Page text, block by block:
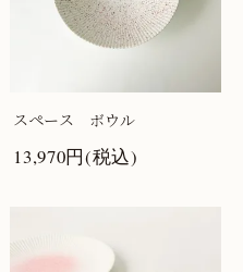
スペース ボウル
13,970円(税込)